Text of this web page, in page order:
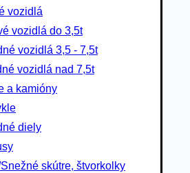
vozidlá
vozidlá do 3,5t
vozidlá 3,5 - 7,5t
vozidlá nad 7,5t
a kamióny
diely
skútre, štvorkolky
skútre, štvorkolky
autokaravany / bufety
vozidlá / stroje
nakladače / sklápače